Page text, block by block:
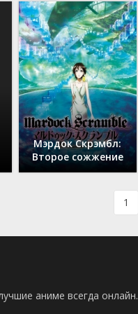
Мэрдок Скрэмбл:
Второе сожжение
1
аниме всегда онлайн.